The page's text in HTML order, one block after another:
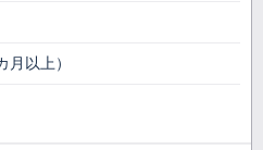
以上）